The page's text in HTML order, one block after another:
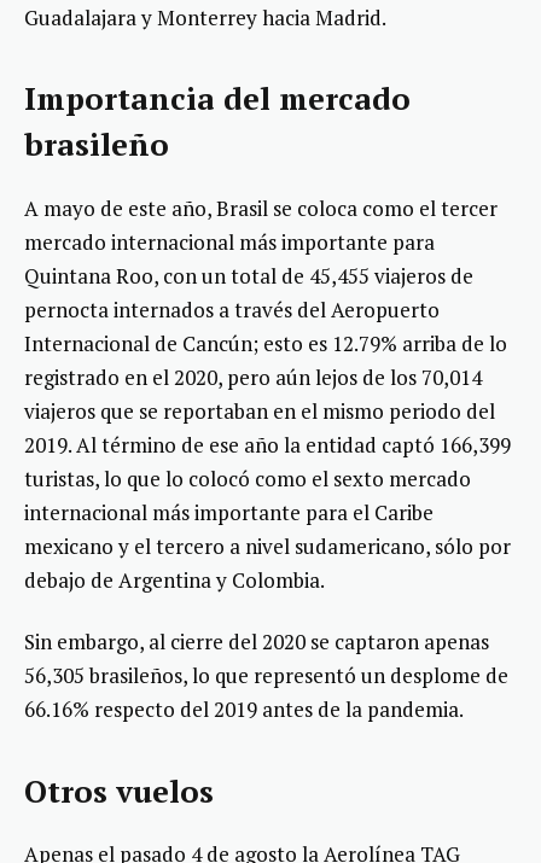
Guadalajara y Monterrey hacia Madrid.
Importancia del mercado
brasileño
A mayo de este año, Brasil se coloca como el tercer
mercado internacional más importante para
Quintana Roo, con un total de 45,455 viajeros de
pernocta internados a través del Aeropuerto
Internacional de Cancún; esto es 12.79% arriba de lo
registrado en el 2020, pero aún lejos de los 70,014
viajeros que se reportaban en el mismo periodo del
2019. Al término de ese año la entidad captó 166,399
turistas, lo que lo colocó como el sexto mercado
internacional más importante para el Caribe
mexicano y el tercero a nivel sudamericano, sólo por
debajo de Argentina y Colombia.
Sin embargo, al cierre del 2020 se captaron apenas
56,305 brasileños, lo que representó un desplome de
66.16% respecto del 2019 antes de la pandemia.
Otros vuelos
Apenas el pasado 4 de agosto la Aerolínea TAG